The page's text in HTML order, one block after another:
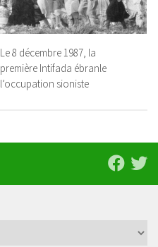
Le 8 décembre 1987, la
première Intifada ébranle
l’occupation sioniste